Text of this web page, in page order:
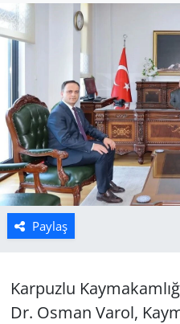
Paylaş
Karpuzlu
Dr. Osman Varol,
Uşak